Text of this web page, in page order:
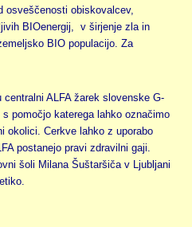
osveščenosti obiskovalcev,
BIOenergij, v širjenje zla in
BIO populacijo. Za
ALFA žarek slovenske G-
pomočjo katerega lahko označimo
okolici. Cerkve lahko z uporabo
postanejo pravi zdravilni gaji.
šoli Milana Šuštaršiča v Ljubljani